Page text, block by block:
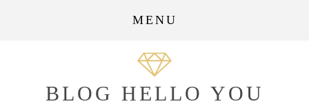
MENU
BLOG HELLO YOU